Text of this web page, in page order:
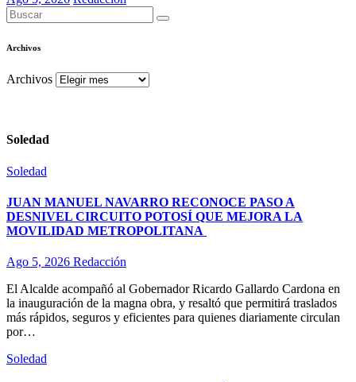
Archivos
Archivos
Soledad
Soledad
JUAN MANUEL NAVARRO RECONOCE PASO A
DESNIVEL CIRCUITO POTOSÍ QUE MEJORA LA
MOVILIDAD METROPOLITANA
Ago 5, 2026 Redacción
El Alcalde acompañó al Gobernador Ricardo Gallardo Cardona en
la inauguración de la magna obra, y resaltó que permitirá traslados
más rápidos, seguros y eficientes para quienes diariamente circulan
por…
Soledad